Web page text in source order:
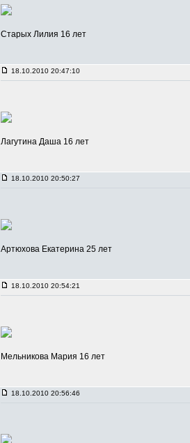
Старых Лилия 16 лет
18.10.2010 20:47:10
Лагутина Даша 16 лет
18.10.2010 20:50:27
Артюхова Екатерина 25 лет
18.10.2010 20:54:21
Мельникова Мария 16 лет
18.10.2010 20:56:46